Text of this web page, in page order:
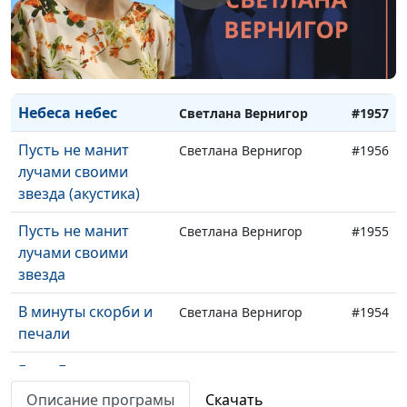
Верить Оксана Гунько
Помоги Оксана Гунько #1958
Небеса небес Светлана Вернигор #1957
Пусть не манит
лучами своими
звезда (акустика)
Светлана Вернигор #1956
Пусть не манит
лучами своими
звезда
Светлана Вернигор #1955
В минуты скорби и
печали
Светлана Вернигор #1954
Если, Господи, это
так!
Описание програмы Скачать